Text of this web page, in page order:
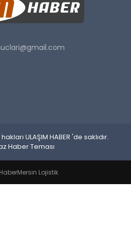
ULAŞIM HABER 'de saklıdır.
Haber Teması
Mersin Lojistik